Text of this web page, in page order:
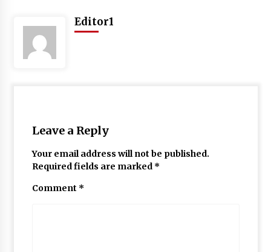
Editor1
Leave a Reply
Your email address will not be published.
Required fields are marked *
Comment *